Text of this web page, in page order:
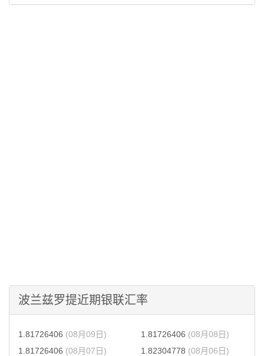
波兰兹罗提近期银联汇率
1.81726406 (08月09日) 1.81726406 (08月08日)
1.81726406 (08月07日) 1.82304778 (08月06日)